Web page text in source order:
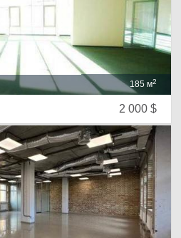
185 м2
2 000 $